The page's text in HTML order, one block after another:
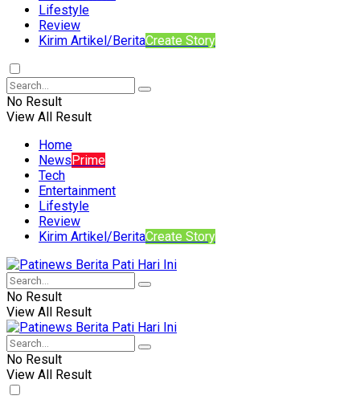
Lifestyle
Review
Kirim Artikel/BeritaCreate Story
No Result
View All Result
Home
NewsPrime
Tech
Entertainment
Lifestyle
Review
Kirim Artikel/BeritaCreate Story
No Result
View All Result
No Result
View All Result